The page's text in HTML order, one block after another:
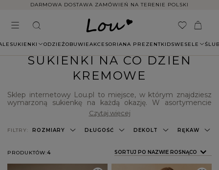
DARMOWA DOSTAWA ZAMÓWIEŃ NA TERENIE POLSKI
SUKIENKI ODZIEŻOBUWIEAKCESORIANA PREZENTKIDSWESELE
SUKIENKI NA CO DZIEŃ
KREMOWE
Sklep internetowy Lou.pl to miejsce, w którym znajdziesz
wymarzoną sukienkę na każdą okazję. W asortymencie
proponujemy modele idealne na ślub, wesele, komunię,
Walentynki czy Sylwestra. Wśród prezentowanych
propozycji nie mogło zabraknąć też sukienek casualowych
świetnych do noszenia na co dzień - założysz je na
pracy. Możesz wybierać spośród wielu modnych fasonów,
wzorów i kolorów. Koniecznie sprawdź sama, co jeszcze dla
Ciebie przygotowaliśmy!
Czytaj więcej
PRODUKTÓW:4 ZMIEŃ SORTOWANIE
SORTUJ PO NAZWIE ROSNĄCO
FILTRY: ROZMIARY DŁUGOŚĆ DEKOLT RĘKAW